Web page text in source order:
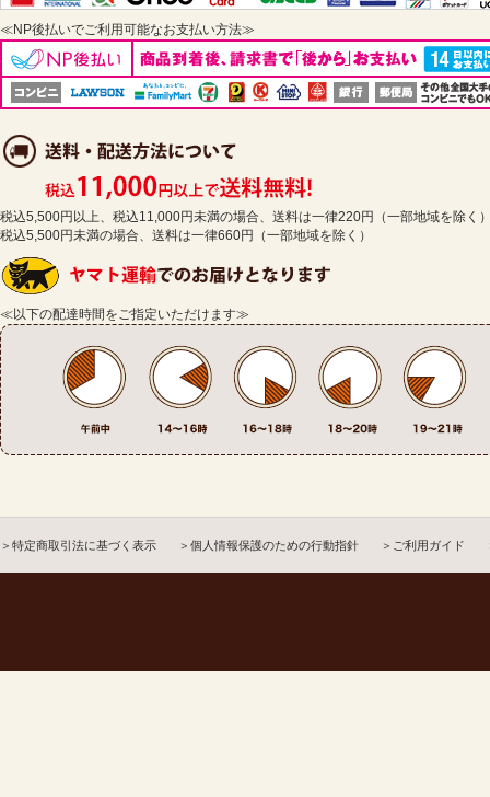
≪NP後払いでご利用可能なお支払い方法≫
税込5,500円以上、税込11,000円未満の場合、送料は一律220円（一部地域を除く
税込5,500円未満の場合、送料は一律660円（一部地域を除く）
≪以下の配達時間をご指定いただけます≫
＞特定商取引法に基づく表示 ＞個人情報保護のための行動指針 ＞ご利用ガイド